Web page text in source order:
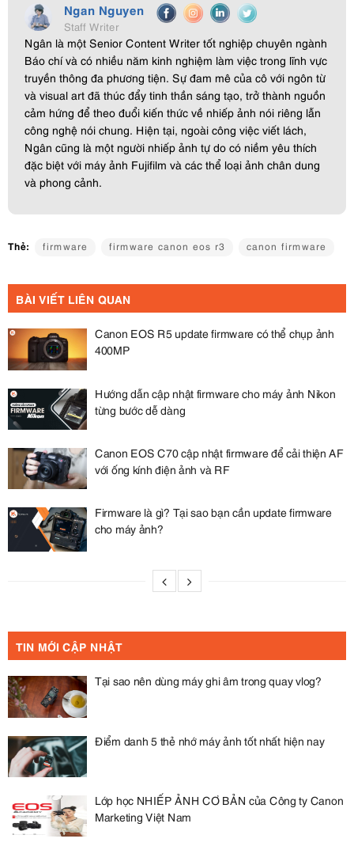
Ngan Nguyen
Staff Writer
Ngân là một Senior Content Writer tốt nghiệp chuyên ngành
Báo chí và có nhiều năm kinh nghiệm làm việc trong lĩnh vực
truyền thông đa phương tiện. Sự đam mê của cô với ngôn từ
và visual art đã thúc đẩy tinh thần sáng tạo, trở thành nguồn
cảm hứng để theo đuổi kiến thức về nhiếp ảnh nói riêng lẫn
công nghệ nói chung. Hiện tại, ngoài công việc viết lách,
Ngân cũng là một người nhiếp ảnh tự do có niềm yêu thích
đặc biệt với máy ảnh Fujifilm và các thể loại ảnh chân dung
và phong cảnh.
Thẻ: firmware firmware canon eos r3 canon firmware
BÀI VIẾT LIÊN QUAN
Canon EOS R5 update firmware có thể chụp ảnh
400MP
Hướng dẫn cập nhật firmware cho máy ảnh Nikon
từng bước dễ dàng
Canon EOS C70 cập nhật firmware để cải thiện AF
với ống kính điện ảnh và RF
Firmware là gì? Tại sao bạn cần update firmware
cho máy ảnh?
TIN MỚI CẬP NHẬT
Tại sao nên dùng máy ghi âm trong quay vlog?
Điểm danh 5 thẻ nhớ máy ảnh tốt nhất hiện nay
Lớp học NHIẾP ẢNH CƠ BẢN của Công ty Canon
Marketing Việt Nam